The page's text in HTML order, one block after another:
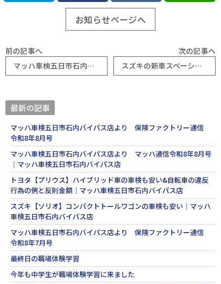
お知らせページへ
前の記事へ
マッハ車検五日市石内バイパス店より 保険ファクトリー通信 令和7年12月号
次の記事へ
スズキの新車スペーシアカスタム納車＆ホンダ【N-BOX】人気の軽自動車の車検代が安い｜マッハ車検五日市石内バイパス店
最新の記事
マッハ車検五日市石内バイパス店より 保険ファクトリー通信
令和8年8月号
マッハ車検五日市石内バイパス店より マッハ通信令和8年8月号
｜マッハ車検五日市石内バイパス店
トヨタ【プリウス】ハイブリッド車の車検も安い&自転車の違反
行為の例と反則金額｜マッハ車検五日市石内バイパス店
スズキ【ソリオ】コンパクトトールワゴンの車検も安い｜マッハ
車検五日市石内バイパス店
マッハ車検五日市石内バイパス店より 保険ファクトリー通信
令和8年7月号
最終日の職場体験学習
今年も中学生が職場体験学習に来ました